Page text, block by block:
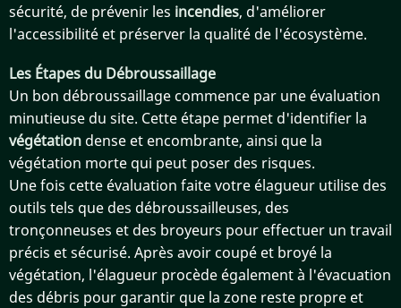
sécurité, de prévenir les incendies, d'améliorer
l'accessibilité et préserver la qualité de l'écosystème.
Les Étapes du Débroussaillage
Un bon débroussaillage commence par une évaluation
minutieuse du site. Cette étape permet d'identifier la
végétation dense et encombrante, ainsi que la
végétation morte qui peut poser des risques.
Une fois cette évaluation faite votre élagueur utilise des
outils tels que des débroussailleuses, des
tronçonneuses et des broyeurs pour effectuer un travail
précis et sécurisé. Après avoir coupé et broyé la
végétation, l'élagueur procède également à l'évacuation
des débris pour garantir que la zone reste propre et